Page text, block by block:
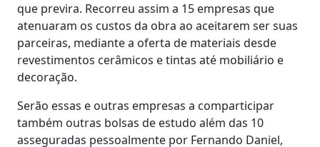
que previra. Recorreu assim a 15 empresas que
atenuaram os custos da obra ao aceitarem ser suas
parceiras, mediante a oferta de materiais desde
revestimentos cerâmicos e tintas até mobiliário e
decoração.
Serão essas e outras empresas a comparticipar
também outras bolsas de estudo além das 10
asseguradas pessoalmente por Fernando Daniel,